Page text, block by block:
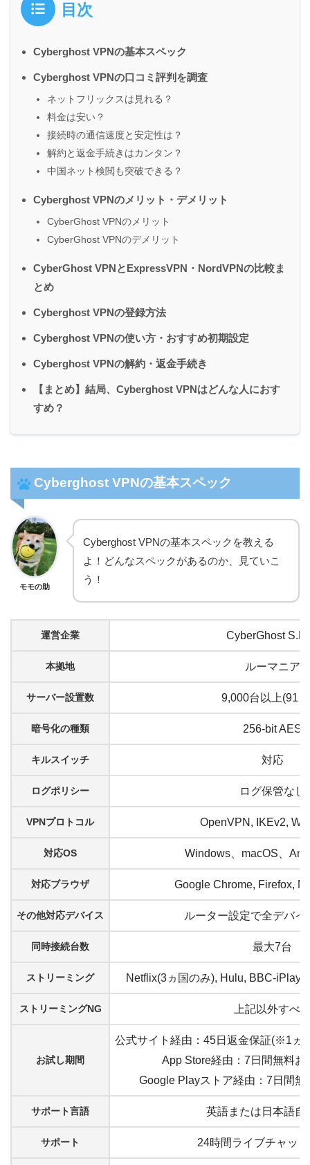
目次
Cyberghost VPNの基本スペック
Cyberghost VPNの口コミ評判を調査
ネットフリックスは見れる？
料金は安い？
接続時の通信速度と安定性は？
解約と返金手続きはカンタン？
中国ネット検閲も突破できる？
Cyberghost VPNのメリット・デメリット
CyberGhost VPNのメリット
CyberGhost VPNのデメリット
CyberGhost VPNとExpressVPN・NordVPNの比較ま
とめ
Cyberghost VPNの登録方法
Cyberghost VPNの使い方・おすすめ初期設定
Cyberghost VPNの解約・返金手続き
【まとめ】結局、Cyberghost VPNはどんな人におす
すめ？
Cyberghost VPNの基本スペック
モモの助
Cyberghost VPNの基本スペックを教える
よ！どんなスペックがあるのか、見ていこ
う！
運営企業 CyberGhost
本拠地 ルーマニア
サーバー設置数 9,000台以上(91
暗号化の種類 256-bit AES
キルスイッチ 対応
ログポリシー ログ保管なし
VPNプロトコル OpenVPN, IKEv2,
対応OS Windows、macOS、
対応ブラウザ Google Chrome, Firefox,
その他対応デバイス ルーター設定で全デバイ
同時接続台数 最大7台
ストリーミング Netflix(3ヵ国のみ), Hulu, BBC-
ストリーミングNG 上記以外すべ
お試し期間
公式サイト経由：45日返金保証(※1ヵ
App Store経由：7日間無料お
Google Playストア経由：7日間無
サポート言語 英語または日本語自
サポート 24時間ライブチャッ